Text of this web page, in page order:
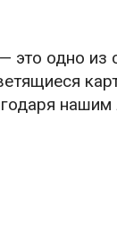
это одно